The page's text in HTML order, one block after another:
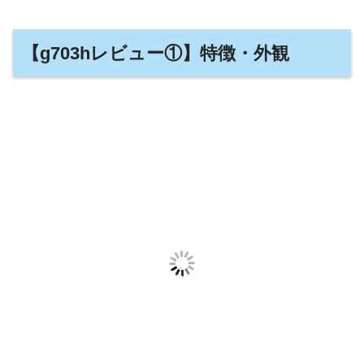
【g703hレビュー①】特徴・外観